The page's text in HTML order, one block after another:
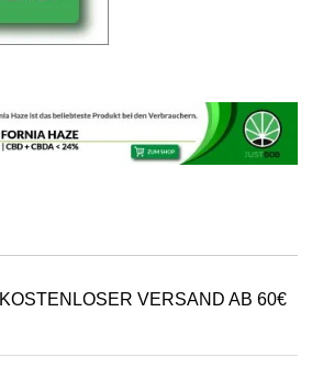
KOSTENLOSER VERSAND AB 60€